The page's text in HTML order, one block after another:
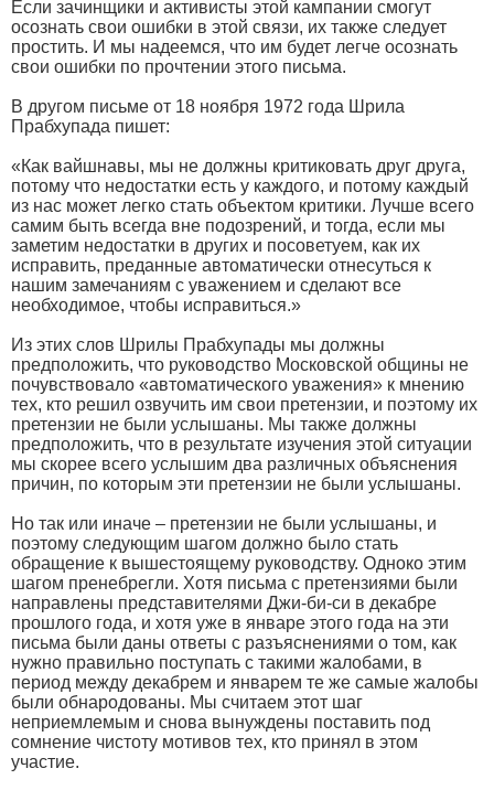
Если зачинщики и активисты этой кампании смогут
осознать свои ошибки в этой связи, их также следует
простить. И мы надеемся, что им будет легче осознать
свои ошибки по прочтении этого письма.
В другом письме от 18 ноября 1972 года Шрила
Прабхупада пишет:
«Как вайшнавы, мы не должны критиковать друг друга,
потому что недостатки есть у каждого, и потому каждый
из нас может легко стать объектом критики. Лучше всего
самим быть всегда вне подозрений, и тогда, если мы
заметим недостатки в других и посоветуем, как их
исправить, преданные автоматически отнесуться к
нашим замечаниям с уважением и сделают все
необходимое, чтобы исправиться.»
Из этих слов Шрилы Прабхупады мы должны
предположить, что руководство Московской общины не
почувствовало «автоматического уважения» к мнению
тех, кто решил озвучить им свои претензии, и поэтому их
претензии не были услышаны. Мы также должны
предположить, что в результате изучения этой ситуации
мы скорее всего услышим два различных объяснения
причин, по которым эти претензии не были услышаны.
Но так или иначе – претензии не были услышаны, и
поэтому следующим шагом должно было стать
обращение к вышестоящему руководству. Одноко этим
шагом пренебрегли. Хотя письма с претензиями были
направлены представителями Джи-би-си в декабре
прошлого года, и хотя уже в январе этого года на эти
письма были даны ответы с разъяснениями о том, как
нужно правильно поступать с такими жалобами, в
период между декабрем и январем те же самые жалобы
были обнародованы. Мы считаем этот шаг
неприемлемым и снова вынуждены поставить под
сомнение чистоту мотивов тех, кто принял в этом
участие.